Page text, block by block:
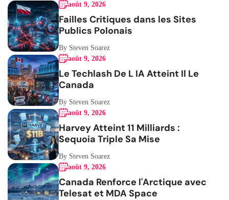
août 9, 2026
Failles Critiques dans les Sites
Publics Polonais
By Steven Soarez
août 9, 2026
Le Techlash De L IA Atteint Il Le
Canada
By Steven Soarez
août 9, 2026
Harvey Atteint 11 Milliards :
Sequoia Triple Sa Mise
By Steven Soarez
août 9, 2026
Canada Renforce l'Arctique avec
Telesat et MDA Space